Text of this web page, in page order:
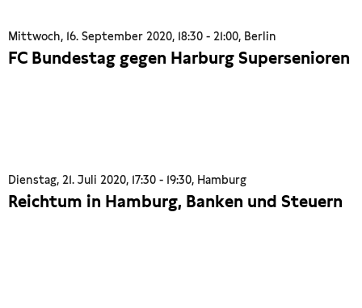
Mittwoch, 16. September 2020, 18:30 - 21:00, Berlin
FC Bundestag gegen Harburg Supersenioren
Dienstag, 21. Juli 2020, 17:30 - 19:30, Hamburg
Reichtum in Hamburg, Banken und Steuern